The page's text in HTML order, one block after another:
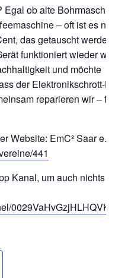
ob alte Bohrmaschine,
– oft ist es nur
das getauscht werden
funktioniert wieder wie
und möchte
der Elektronikschrott-Berg
reparieren wir – für
Website: EmC² Saar e.V.
441
Kanal, um auch nichts